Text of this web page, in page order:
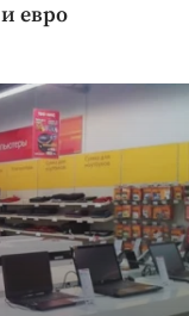
евро